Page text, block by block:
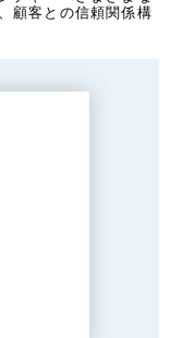
顧客との信頼関係構